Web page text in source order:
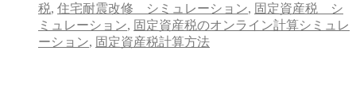
税, 住宅耐震改修 シミュレーション, 固定資産税 シ
ミュレーション, 固定資産税のオンライン計算シミュレ
ーション, 固定資産税計算方法